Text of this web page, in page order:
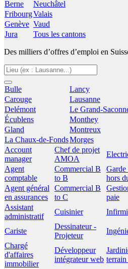
Berne
Neuchâtel
FribourgValais
Genève Vaud
Jura
Tous les cantons
Des milliers d’offres d’emploi en
Bulle Lancy
Carouge
Lausanne
Delémont
Le Grand-
Écublens
Monthey
Gland
Montreux
La Chaux-de-FondsMorges
Account
manager
Chef de projet
AMOA
Agent
comptable
Commercial B
to B
Garde
hors
Agent général
en assurances
Commercial B
to C
paie
Assistant
administratif
Cuisinier
Cariste
Dessinateur -
Projeteur
Chargé
d'affaires
immobilier
Développeur
intégrateur web